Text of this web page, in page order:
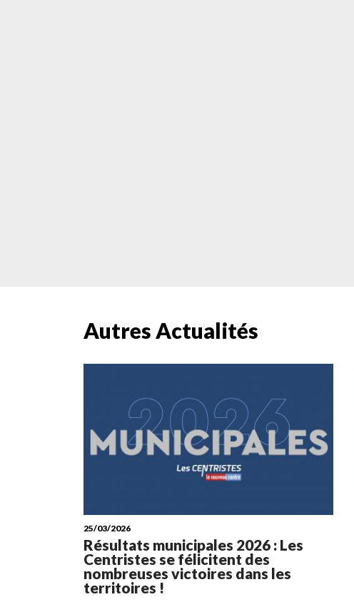
Autres Actualités
25/03/2026
Résultats municipales 2026 : Les
Centristes se félicitent des
nombreuses victoires dans les
territoires !